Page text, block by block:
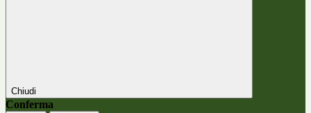
Chiudi
Conferma